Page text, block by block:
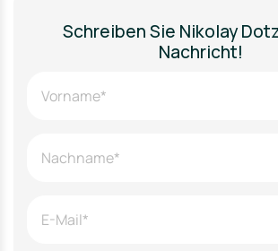
Schreiben Sie Nikolay
Nachricht!